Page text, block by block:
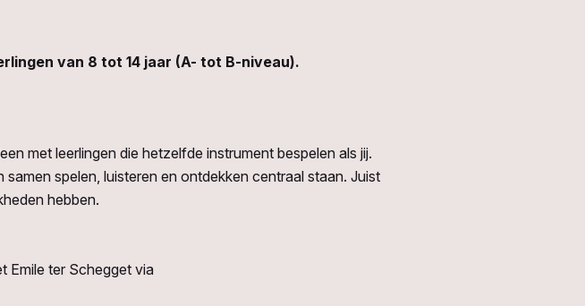
van 8 tot 14 jaar (A- tot B-niveau).
met leerlingen die hetzelfde instrument bespelen als jij.
spelen, luisteren en ontdekken centraal staan. Juist
hebben.
Emile ter Schegget via